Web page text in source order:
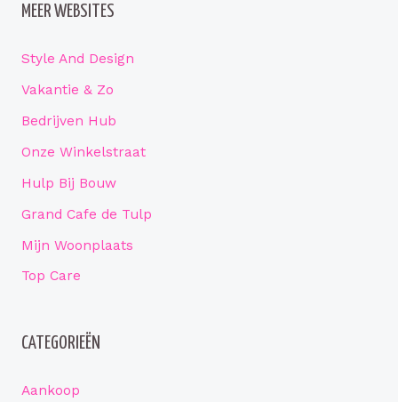
MEER WEBSITES
Style And Design
Vakantie & Zo
Bedrijven Hub
Onze Winkelstraat
Hulp Bij Bouw
Grand Cafe de Tulp
Mijn Woonplaats
Top Care
CATEGORIEËN
Aankoop